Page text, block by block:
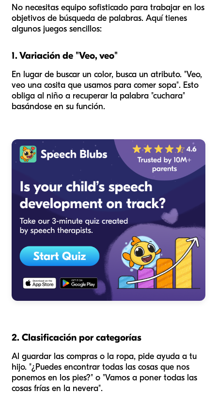
No necesitas equipo sofisticado para trabajar en los
objetivos de búsqueda de palabras. Aquí tienes
algunos juegos sencillos:
1. Variación de "Veo, veo"
En lugar de buscar un color, busca un atributo. "Veo,
veo una cosita que usamos para comer sopa". Esto
obliga al niño a recuperar la palabra "cuchara"
basándose en su función.
2. Clasificación por categorías
Al guardar las compras o la ropa, pide ayuda a tu
hijo. "¿Puedes encontrar todas las cosas que nos
ponemos en los pies?" o "Vamos a poner todas las
cosas frías en la nevera".